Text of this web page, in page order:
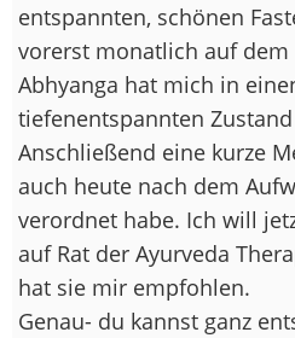
entspannten, schönen
vorerst monatlich auf dem
Abhyanga hat mich in
tiefenentspannten
Anschließend eine kurze
auch heute nach dem
verordnet habe. Ich will
auf Rat der Ayurveda
hat sie mir empfohlen.
Genau- du kannst ganz